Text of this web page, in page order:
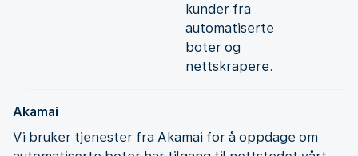
kunder fra
automatiserte
boter og
nettskrapere.
Akamai
Vi bruker tjenester fra Akamai for å oppdage om